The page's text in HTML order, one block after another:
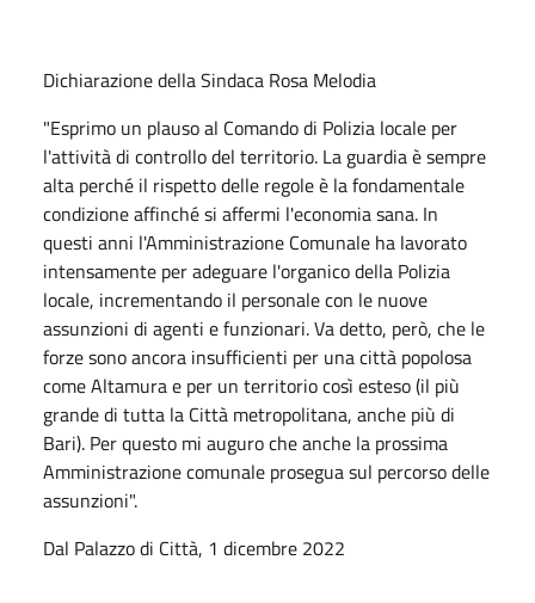
Dichiarazione della Sindaca Rosa Melodia
"Esprimo un plauso al Comando di Polizia locale per
l'attività di controllo del territorio. La guardia è sempre
alta perché il rispetto delle regole è la fondamentale
condizione affinché si affermi l'economia sana. In
questi anni l'Amministrazione Comunale ha lavorato
intensamente per adeguare l'organico della Polizia
locale, incrementando il personale con le nuove
assunzioni di agenti e funzionari. Va detto, però, che le
forze sono ancora insufficienti per una città popolosa
come Altamura e per un territorio così esteso (il più
grande di tutta la Città metropolitana, anche più di
Bari). Per questo mi auguro che anche la prossima
Amministrazione comunale prosegua sul percorso delle
assunzioni".
Dal Palazzo di Città, 1 dicembre 2022